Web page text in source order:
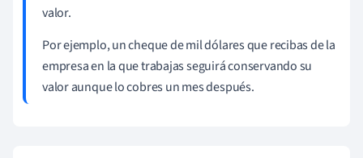
valor.
Por ejemplo, un cheque de mil dólares que recibas de la
empresa en la que trabajas seguirá conservando su
valor aunque lo cobres un mes después.